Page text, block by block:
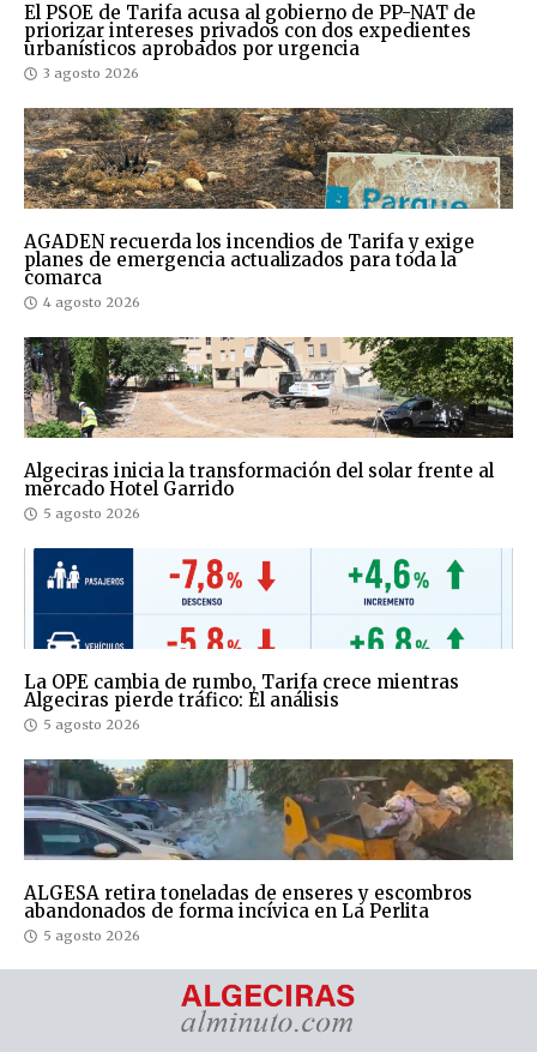
El PSOE de Tarifa acusa al gobierno de PP-NAT de
priorizar intereses privados con dos expedientes
urbanísticos aprobados por urgencia
3 agosto 2026
AGADEN recuerda los incendios de Tarifa y exige
planes de emergencia actualizados para toda la
comarca
4 agosto 2026
Algeciras inicia la transformación del solar frente al
mercado Hotel Garrido
5 agosto 2026
La OPE cambia de rumbo, Tarifa crece mientras
Algeciras pierde tráfico: El análisis
5 agosto 2026
ALGESA retira toneladas de enseres y escombros
abandonados de forma incívica en La Perlita
5 agosto 2026